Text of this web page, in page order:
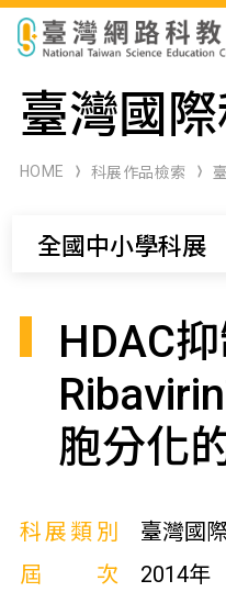
科展作品檢索
科學研習月刊
臺灣國
HOME 科展作品檢索
全國中小學科展
HDAC
胞分化
科展類別
臺灣國
屆次
2014年